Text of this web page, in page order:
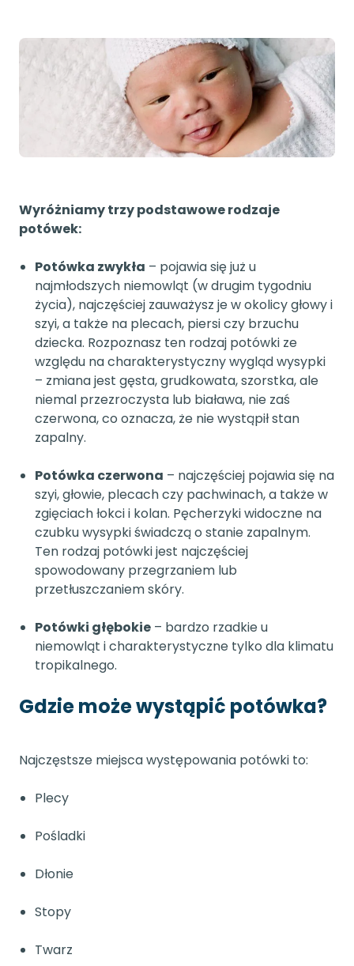
Wyróżniamy trzy podstawowe rodzaje
potówek:
Potówka zwykła – pojawia się już u
najmłodszych niemowląt (w drugim tygodniu
życia), najczęściej zauważysz je w okolicy głowy i
szyi, a także na plecach, piersi czy brzuchu
dziecka. Rozpoznasz ten rodzaj potówki ze
względu na charakterystyczny wygląd wysypki
– zmiana jest gęsta, grudkowata, szorstka, ale
niemal przezroczysta lub biaława, nie zaś
czerwona, co oznacza, że nie wystąpił stan
zapalny.
Potówka czerwona – najczęściej pojawia się na
szyi, głowie, plecach czy pachwinach, a także w
zgięciach łokci i kolan. Pęcherzyki widoczne na
czubku wysypki świadczą o stanie zapalnym.
Ten rodzaj potówki jest najczęściej
spowodowany przegrzaniem lub
przetłuszczaniem skóry.
Potówki głębokie – bardzo rzadkie u
niemowląt i charakterystyczne tylko dla klimatu
tropikalnego.
Gdzie może wystąpić potówka?
Najczęstsze miejsca występowania potówki to:
Plecy
Pośladki
Dłonie
Stopy
Twarz